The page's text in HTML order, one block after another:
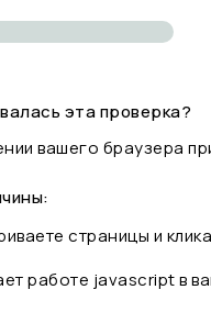
эта проверка?
вашего браузера
страницы и
работе javascript в